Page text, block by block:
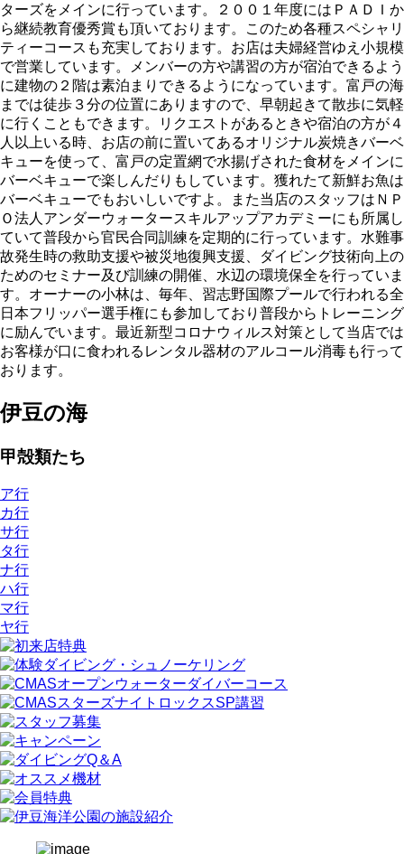
ターズをメインに行っています。２００１年度にはＰＡＤＩか
ら継続教育優秀賞も頂いております。このため各種スペシャリ
ティーコースも充実しております。お店は夫婦経営ゆえ小規模
で営業しています。メンバーの方や講習の方が宿泊できるよう
に建物の２階は素泊まりできるようになっています。富戸の海
までは徒歩３分の位置にありますので、早朝起きて散歩に気軽
に行くこともできます。リクエストがあるときや宿泊の方が４
人以上いる時、お店の前に置いてあるオリジナル炭焼きバーベ
キューを使って、富戸の定置網で水揚げされた食材をメインに
バーベキューで楽しんだりもしています。獲れたて新鮮お魚は
バーベキューでもおいしいですよ。また当店のスタッフはＮＰ
Ｏ法人アンダーウォータースキルアップアカデミーにも所属し
ていて普段から官民合同訓練を定期的に行っています。水難事
故発生時の救助支援や被災地復興支援、ダイビング技術向上の
ためのセミナー及び訓練の開催、水辺の環境保全を行っていま
す。オーナーの小林は、毎年、習志野国際プールで行われる全
日本フリッパー選手権にも参加しており普段からトレーニング
に励んでいます。最近新型コロナウィルス対策として当店では
お客様が口に食われるレンタル器材のアルコール消毒も行って
おります。
伊豆の海
甲殻類たち
ア行
カ行
サ行
タ行
ナ行
ハ行
マ行
ヤ行